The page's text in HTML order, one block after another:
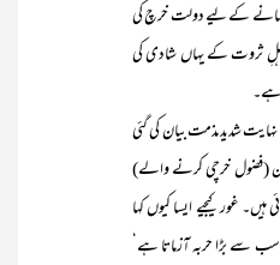
کے لیے دولت خرچ کی
ثروت کے یہاں شادی کی
ہے۔
شدید مذمت بیان کی گئی
(فضول خرچی کرنے والے)
غور کیجیے ایسا کیوں کہا
سے بڑا حربہ آزماتا ہے‘